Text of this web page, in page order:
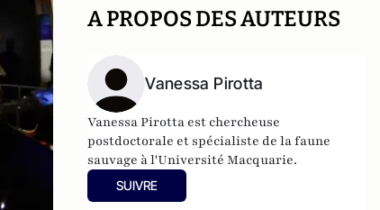
A PROPOS DES AUTEURS
Vanessa Pirotta
Vanessa Pirotta est chercheuse
postdoctorale et spécialiste de la faune
sauvage à l'Université Macquarie.
SUIVRE